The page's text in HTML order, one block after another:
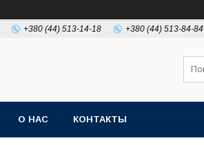
+380 (44) 513-14-18 +380 (44) 513-84-84
О НАС КОНТАКТЫ